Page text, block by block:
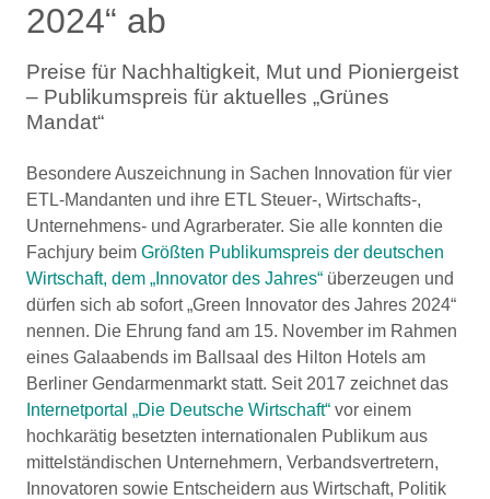
2024“ ab
Preise für Nachhaltigkeit, Mut und Pioniergeist
– Publikumspreis für aktuelles „Grünes
Mandat“
Besondere Auszeichnung in Sachen Innovation für vier
ETL-Mandanten und ihre ETL Steuer-, Wirtschafts-,
Unternehmens- und Agrarberater. Sie alle konnten die
Fachjury beim Größten Publikumspreis der deutschen
Wirtschaft, dem „Innovator des Jahres“ überzeugen und
dürfen sich ab sofort „Green Innovator des Jahres 2024“
nennen. Die Ehrung fand am 15. November im Rahmen
eines Galaabends im Ballsaal des Hilton Hotels am
Berliner Gendarmenmarkt statt. Seit 2017 zeichnet das
Internetportal „Die Deutsche Wirtschaft“ vor einem
hochkarätig besetzten internationalen Publikum aus
mittelständischen Unternehmern, Verbandsvertretern,
Innovatoren sowie Entscheidern aus Wirtschaft, Politik